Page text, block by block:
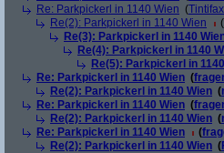
Re: Parkpickerl in 1140 Wien (
Re(2): Parkpickerl in 1140 Wien
(
Re(3): Parkpickerl in 1140
Re(4): Parkpickerl in 1140
Re(5): Parkpickerl in
Re: Parkpickerl in 1140 Wien (
Re(2): Parkpickerl in 1140 Wien (
Re: Parkpickerl in 1140 Wien (
Re(2): Parkpickerl in 1140 Wien (
Re: Parkpickerl in 1140 Wien
(
Re(2): Parkpickerl in 1140 Wien (